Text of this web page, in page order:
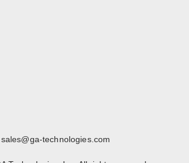
sales@ga-technologies.com